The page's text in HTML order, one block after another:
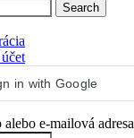
Search
in with Google
e-mailová adresa